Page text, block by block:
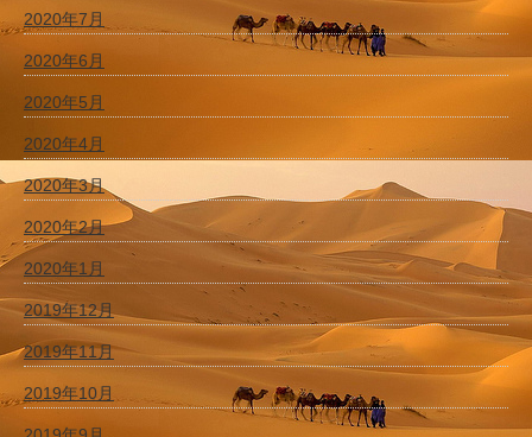
2020年7月
2020年6月
2020年5月
2020年4月
2020年3月
2020年2月
2020年1月
2019年12月
2019年11月
2019年10月